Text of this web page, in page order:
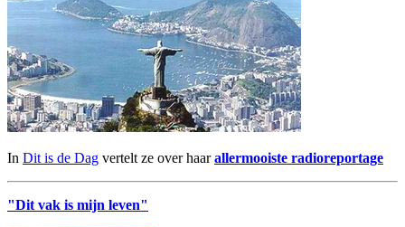
In Dit is de Dag vertelt ze over haarallermooiste radioreportage
"Dit vak is mijn leven"